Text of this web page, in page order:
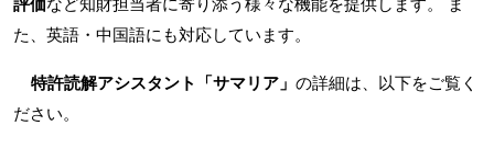
た、英語・中国語にも対応しています。
特許読解アシスタント「サマリア」 の詳細は、以下をご覧く
ださい。